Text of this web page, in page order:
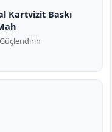
Kartvizit Baskı
Güçlendirin